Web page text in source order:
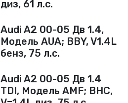
г.Волгоград, ул. Рокоссовского,
38Г (Центр)
+7 (961) 682-84-90
(Дзержинский)
+7 (960) 894-25-57
диз, 61 л.с.
Audi A2 00-05 Дв 1.4,
Модель AUA; BBY, V1.4L
бенз, 75 л.с.
Audi A2 00-05 Дв 1.4
TDI, Модель AMF; BHC,